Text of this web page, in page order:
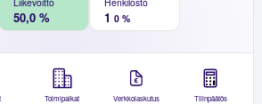
50,0 % 1 0 %
Toimipaikat Verkkolaskutus Tilinpäätös